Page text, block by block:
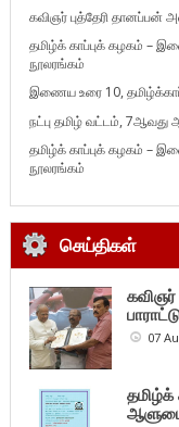
கவிஞர் புத்தேரி தானப்பன்
தமிழ்க் காப்புக் கழகம் –
நூலரங்கம்
இணைய உரை 10,
நட்பு தமிழ் வட்டம், 7ஆவது
தமிழ்க் காப்புக் கழகம் –
நூலரங்கம்
செய்திகள்
கவிஞர்
07